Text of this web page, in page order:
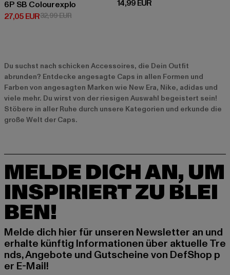
6P SB Colourexplo
27,05 EUR
Derzeitiger Preis: 27,05 EUR
32,99 EURAktionspreis: 32,99 EUR
14,99 EUR
Derzeitiger Preis: 14,99 EUR
Du suchst nach schicken Accessoires, die Dein Outfit
abrunden? Entdecke angesagte Caps in allen Formen und
Farben von angesagten Marken wie New Era, Nike, adidas und
viele mehr. Du wirst von der riesigen Auswahl begeistert sein!
Stöbere in aller Ruhe durch unsere Kategorien und erkunde die
große Welt der Caps.
MELDE DICH AN, UM
INSPIRIERT ZU BLEI
BEN!
Melde dich hier für unseren Newsletter an und
erhalte künftig Informationen über aktuelle Tre
nds, Angebote und Gutscheine von DefShop p
er E-Mail!